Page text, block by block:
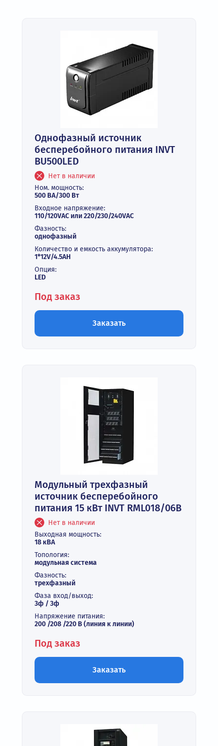
Однофазный источник
бесперебойного питания INVT
BU500LED
Нет в наличии
Ном. мощность:
500 ВА/300 Вт
Входное напряжение:
110/120VAC или 220/230/240VAC
Фазность:
однофазный
Количество и емкость аккумулятора:
1*12V/4.5AH
Опция:
LED
Под заказ
Заказать
Модульный трехфазный
источник бесперебойного
питания 15 кВт INVT RML018/06B
Нет в наличии
Выходная мощность:
18 кВА
Топология:
модульная система
Фазность:
трехфазный
Фаза вход/выход:
3ф / 3ф
Напряжение питания:
200 /208 /220 В (линия к линии)
Под заказ
Заказать